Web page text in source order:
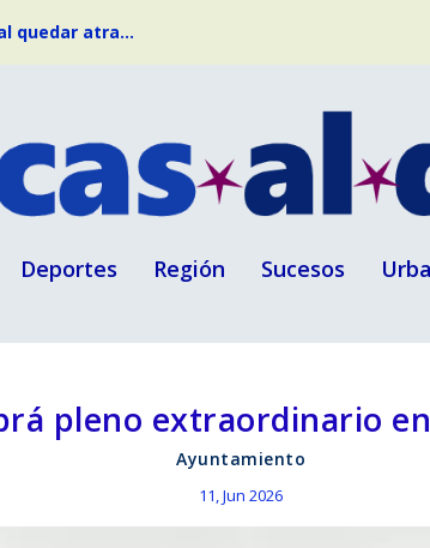
quedar atra...
Deportes Región Sucesos
pleno extraordinario
Ayuntamiento
11, Jun 2026